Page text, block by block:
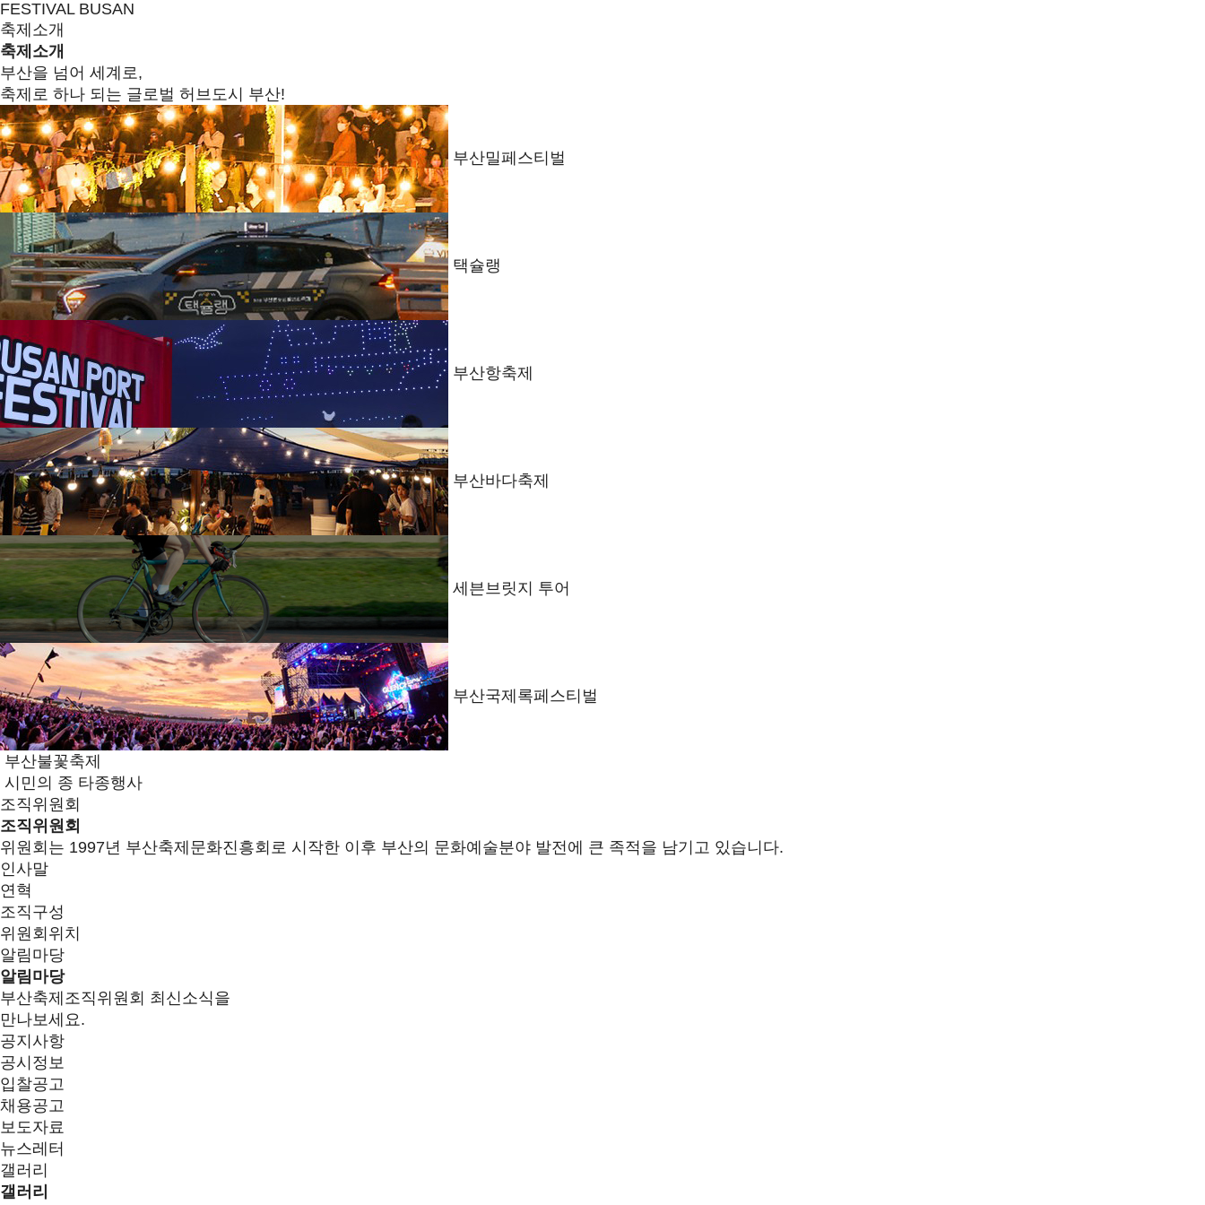
FESTIVAL BUSAN
축제소개
축제소개
부산을 넘어 세계로,
축제로 하나 되는 글로벌 허브도시 부산!
부산밀페스티벌
택슐랭
부산항축제
부산바다축제
세븐브릿지 투어
부산국제록페스티벌
부산불꽃축제
시민의 종 타종행사
조직위원회
조직위원회
위원회는 1997년 부산축제문화진흥회로 시작한 이후 부산의 문화예술분야 발전에 큰 족적을 남기고 있습니다.
인사말
연혁
조직구성
위원회위치
알림마당
알림마당
부산축제조직위원회 최신소식을
만나보세요.
공지사항
공시정보
입찰공고
채용공고
보도자료
뉴스레터
갤러리
갤러리